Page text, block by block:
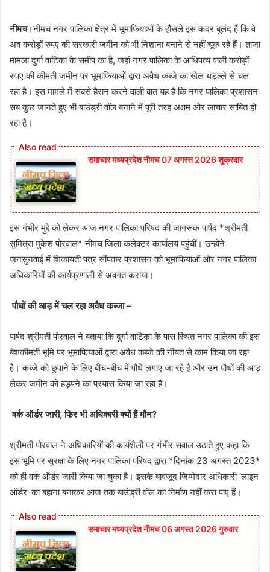
नीमच।नीमच नगर पालिका क्षेत्र में भूमाफियाओं के हौसले इस कदर बुलंद हैं कि वे
अब करोड़ों रुपए की सरकारी जमीन को भी निशाना बनाने से नहीं चूक रहे हैं। ताजा
मामला दुर्गा वाटिका के समीप का है, जहां नगर पालिका के आधिपत्य वाली करोड़ों
रुपए की कीमती जमीन पर भूमाफियाओं द्वारा अवैध कब्जे का खेल धड़ल्ले से चल
रहा है। इस मामले में सबसे हैरान करने वाली बात यह है कि नगर पालिका प्रशासन
सब कुछ जानते हुए भी बाउंड्री वॉल बनाने में पूरी तरह अक्षम और लाचार साबित हो
रहा है।
समाचार मध्यप्रदेश नीमच 07 अगस्त 2026 शुक्रवार
इस गंभीर मुद्दे को लेकर आज नगर पालिका परिषद की जागरूक पार्षद *श्रीमती
सुमित्रा मुकेश पोरवाल* नीमच जिला कलेक्टर कार्यालय पहुंचीं। उन्होंने
जनसुनवाई में शिकायती पत्र सौंपकर प्रशासन को भूमाफियाओं और नगर पालिका
अधिकारियों की कार्यप्रणाली से अवगत कराया।
पौधों की आड़ में चल रहा अवैध कब्जा –
पार्षद श्रीमती पोरवाल ने बताया कि दुर्गा वाटिका के पास स्थित नगर पालिका की इस
बेशकीमती भूमि पर भूमाफियाओं द्वारा अवैध कब्जे की नीयत से काम किया जा रहा
है। कब्जे को छुपाने के लिए बीच-बीच में पौधे लगाए जा रहे हैं और उन पौधों की आड़
लेकर जमीन को हड़पने का प्रयास किया जा रहा है।
वर्क ऑर्डर जारी, फिर भी अधिकारी क्यों हैं मौन?
श्रीमती पोरवाल ने अधिकारियों की कार्यशैली पर गंभीर सवाल उठाते हुए कहा कि
इस भूमि पर सुरक्षा के लिए नगर पालिका परिषद द्वारा *दिनांक 23 अगस्त 2023*
को ही वर्क ऑर्डर जारी किया जा चुका है। इसके बावजूद जिम्मेदार अधिकारी ‘लाइन
ऑर्डर’ का बहाना बनाकर आज तक बाउंड्री वॉल का निर्माण नहीं करा पाए हैं।
समाचार मध्यप्रदेश नीमच 06 अगस्त 2026 गुरुवार